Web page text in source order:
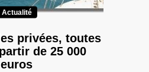
Actualité
privées, toutes
de 25 000
euros